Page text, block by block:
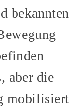
bekannten
aber die
mobilisiert